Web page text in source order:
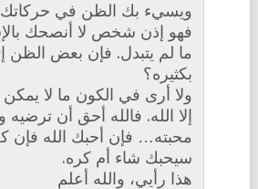
ويسيء بك الظن في حركاتك
فهو إذن شخص لا أنصحك
ما لم يتبدل. فإن بعض الظن
بكثيره؟
ولا أرى في الكون ما لا يمكن
إلا الله. فالله أحق أن ترضيه
محبته… فإن أحبك الله فإن
سيحبك شاء أم كره.
هذا رأيي، والله أعلم